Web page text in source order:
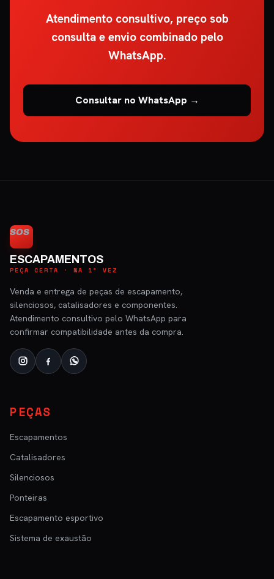
Atendimento consultivo, preço sob
consulta e envio combinado pelo
WhatsApp.
Consultar no WhatsApp →
SOS
ESCAPAMENTOS
PEÇA CERTA · NA 1ª VEZ
Venda e entrega de peças de escapamento,
silenciosos, catalisadores e componentes.
Atendimento consultivo pelo WhatsApp para
confirmar compatibilidade antes da compra.
PEÇAS
Escapamentos
Catalisadores
Silenciosos
Ponteiras
Escapamento esportivo
Sistema de exaustão